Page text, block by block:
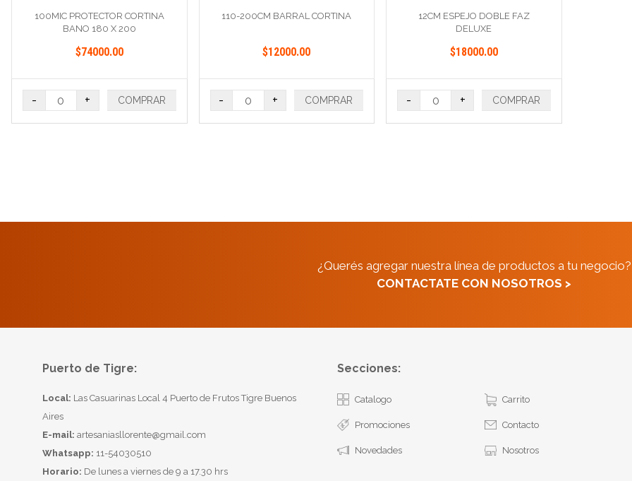
100MIC PROTECTOR CORTINA
BANO 180 X 200
$74000.00
- + COMPRAR
110-200CM BARRAL CORTINA
$12000.00
- + COMPRAR
12CM ESPEJO DOBLE FAZ
DELUXE
$18000.00
- + COMPRAR
¿Querés agregar nuestra línea de productos a tu negocio?
CONTACTATE CON NOSOTROS >
Puerto de Tigre:
Local: Las Casuarinas Local 4 Puerto de Frutos Tigre Buenos
Aires
E-mail: artesaniasllorente@gmail.com
Whatsapp: 11-54030510
Horario: De lunes a viernes de 9 a 17.30 hrs
Secciones:
Catalogo
Promociones
Novedades
Carrito
Contacto
Nosotros